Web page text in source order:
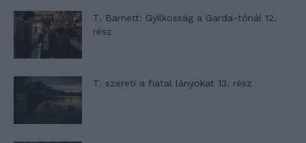
T. Barnett: Gyilkosság a Garda-tónál 12.
rész
T. szereti a fiatal lányokat 13. rész